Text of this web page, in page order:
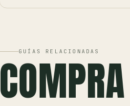
GUÍAS RELACIONADAS